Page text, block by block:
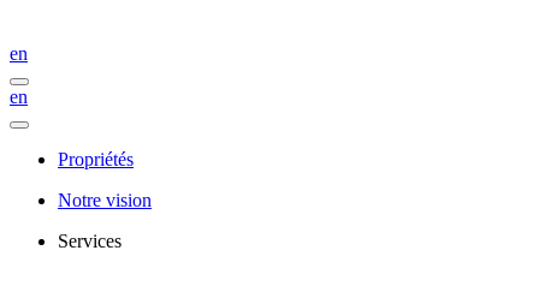
en
en
Propriétés
Notre vision
Services